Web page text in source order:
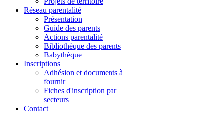
Réseau parentalité
Présentation
Guide des parents
Actions parentalité
Bibliothèque des parents
Babythèque
Inscriptions
Adhésion et documents à
fournir
Fiches d'inscription par
secteurs
Contact